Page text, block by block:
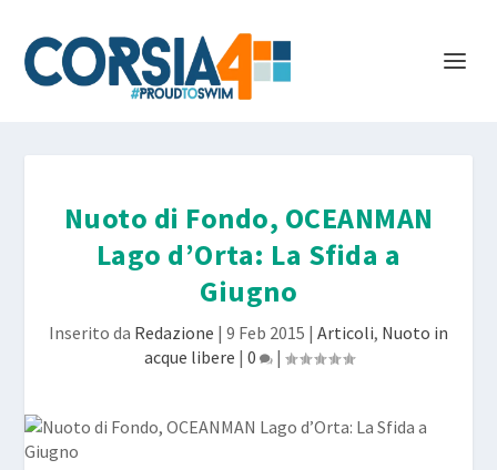
Nuoto di Fondo, OCEANMAN
Lago d’Orta: La Sfida a
Giugno
Inserito da Redazione | 9 Feb 2015 | Articoli, Nuoto in
acque libere | 0 |